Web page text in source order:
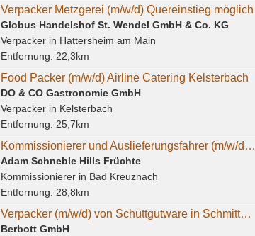
Verpacker Metzgerei (m/w/d) Quereinstieg möglich
Globus Handelshof St. Wendel GmbH & Co. KG
Verpackerin Hattersheim am Main
Entfernung: 22,3km
Food Packer (m/w/d) Airline Catering Kelsterbach
DO & CO Gastronomie GmbH
Verpackerin Kelsterbach
Entfernung: 25,7km
Kommissionierer und Auslieferungsfahrer (m/w/d) für die Nachtschicht
Adam Schneble Hills Früchte
Kommissioniererin Bad Kreuznach
Entfernung: 28,8km
Verpacker (m/w/d) von Schüttgutware in Schmitten gesucht-Minijob
Berbott GmbH